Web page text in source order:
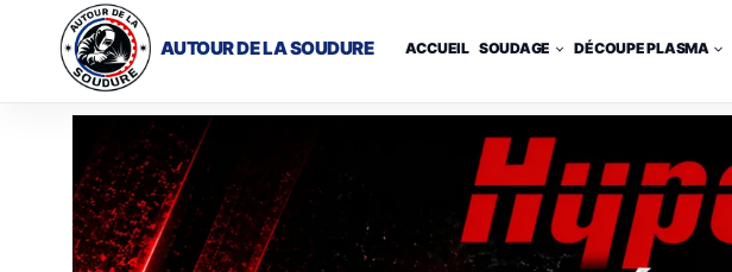
AUTOUR DE LA SOUDURE ACCUEIL SOUDAGE DÉCOUPE PLASMA